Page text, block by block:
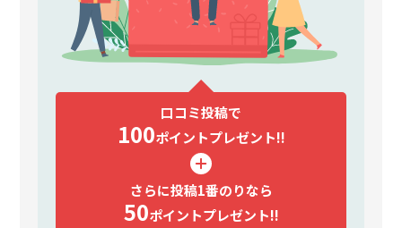
口コミ投稿で
100ポイントプレゼント!!
さらに投稿1番のりなら
50ポイントプレゼント!!